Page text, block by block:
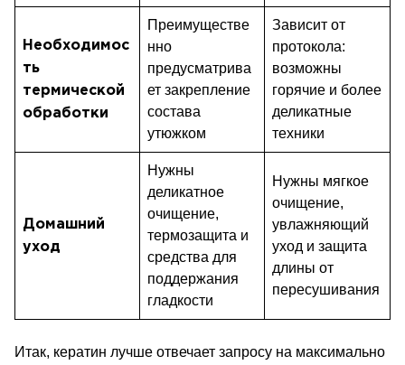
Необходимос
ть
термической
обработки
Преимуществе
нно
предусматрива
ет закрепление
состава
утюжком
Зависит от
протокола:
возможны
горячие и более
деликатные
техники
Домашний
уход
Нужны
деликатное
очищение,
термозащита и
средства для
поддержания
гладкости
Нужны мягкое
очищение,
увлажняющий
уход и защита
длины от
пересушивания
Итак, кератин лучше отвечает запросу на максимально